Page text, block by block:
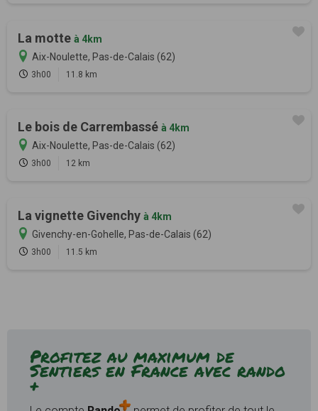
La motte à 4km
Aix-Noulette, Pas-de-Calais (62)
3h00 11.8 km
Le bois de Carrembassé à 4km
Aix-Noulette, Pas-de-Calais (62)
3h00 12 km
La vignette Givenchy à 4km
Givenchy-en-Gohelle, Pas-de-Calais (62)
3h00 11.5 km
Profitez au maximum de
Sentiers en France avec rando
+